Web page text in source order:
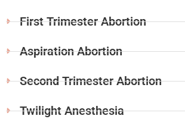
First Trimester Abortion
Aspiration Abortion
Second Trimester Abortion
Twilight Anesthesia